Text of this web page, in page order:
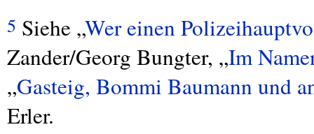
5 Siehe „Wer einen
Zander/Georg Bungter, „Im
„Gasteig, Bommi Baumann und
Erler.